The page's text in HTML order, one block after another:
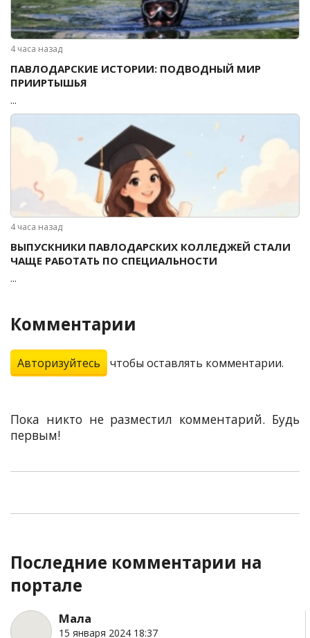
4 часа назад
ПАВЛОДАРСКИЕ ИСТОРИИ: ПОДВОДНЫЙ МИР
ПРИИРТЫШЬЯ
...
4 часа назад
ВЫПУСКНИКИ ПАВЛОДАРСКИХ КОЛЛЕДЖЕЙ СТАЛИ
ЧАЩЕ РАБОТАТЬ ПО СПЕЦИАЛЬНОСТИ
...
Комментарии
Авторизуйтесь чтобы оставлять комментарии.
Пока никто не разместил комментарий. Будь
первым!
Последние комментарии на
портале
Мала
15 января 2024 18:37